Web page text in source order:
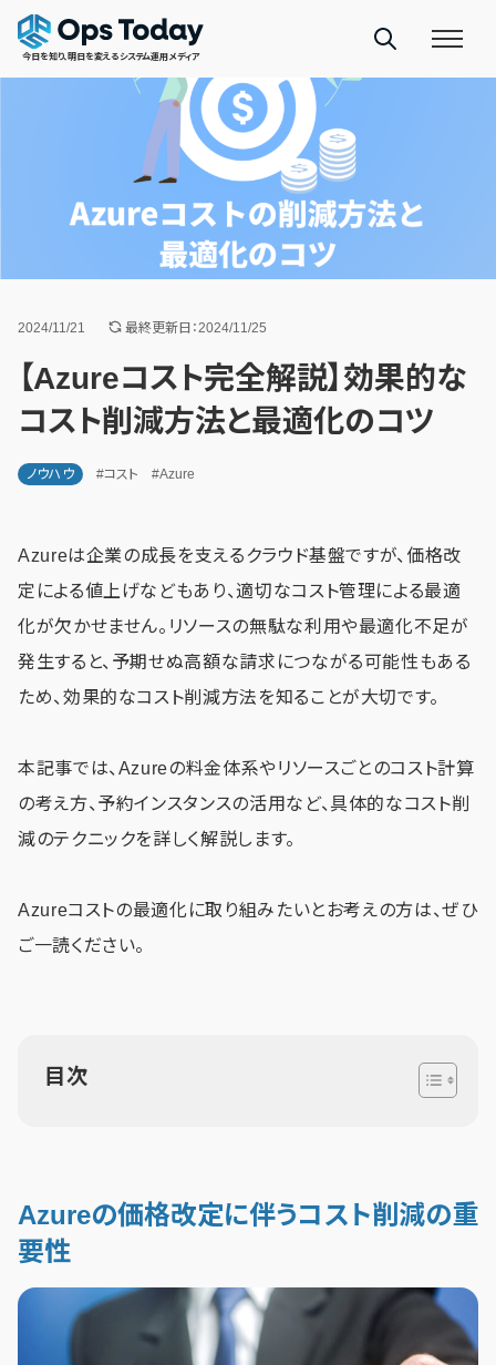
今日を知り、明日を変えるシステム運用メディア
2024/11/21 最終更新日：2024/11/25
【Azureコスト完全解説】効果的な
コスト削減方法と最適化のコツ
ノウハウ #コスト #Azure
Azureは企業の成長を支えるクラウド基盤ですが、価格改
定による値上げなどもあり、適切なコスト管理による最適
化が欠かせません。リソースの無駄な利用や最適化不足が
発生すると、予期せぬ高額な請求につながる可能性もある
ため、効果的なコスト削減方法を知ることが大切です。
本記事では、Azureの料金体系やリソースごとのコスト計算
の考え方、予約インスタンスの活用など、具体的なコスト削
減のテクニックを詳しく解説します。
Azureコストの最適化に取り組みたいとお考えの方は、ぜひ
ご一読ください。
目次
Azureの価格改定に伴うコスト削減の重
要性